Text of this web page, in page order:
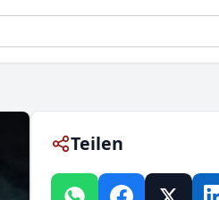
Teilen